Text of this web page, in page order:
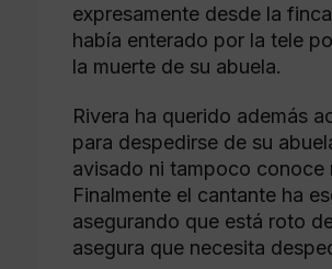
expresamente desde la
había enterado por la tele
la muerte de su abuela.
Rivera ha querido además
para despedirse de su
avisado ni tampoco conoce
Finalmente el cantante ha
asegurando que está roto
asegura que necesita